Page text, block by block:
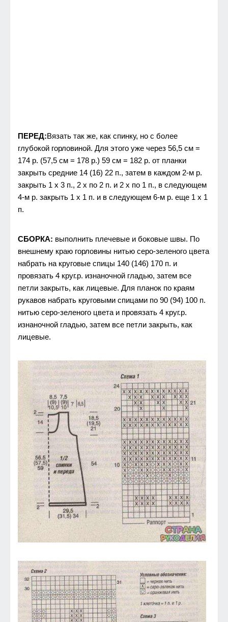
ПЕРЕД:Вязать так же, как спинку, но с более
глубокой горловиной. Для этого уже через 56,5 см =
174 р. (57,5 см = 178 р.) 59 см = 182 р. от планки
закрыть средние 14 (16) 22 п., затем в каждом 2-м р.
закрыть 1 х 3 п., 2 х по 2 п. и 2 х по 1 п., в следующем
4-м р. закрыть 1 х 1 п. и в следующем 6-м р. еще 1 х 1
п.
СБОРКА: выполнить плечевые и боковые швы. По
внешнему краю горловины нитью серо-зеленого цвета
набрать на круговые спицы 140 (146) 170 п. и
провязать 4 круг.р. изнаночной гладью, затем все
петли закрыть, как лицевые. Для планок по краям
рукавов набрать круговыми спицами по 90 (94) 100 п.
нитью серо-зеленого цвета и провязать 4 круг.р.
изнаночной гладью, затем все петли закрыть, как
лицевые.